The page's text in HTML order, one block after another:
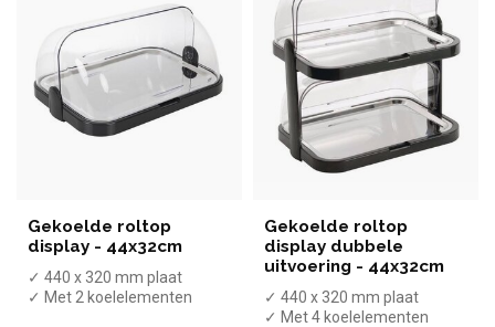
Gekoelde roltop
display - 44x32cm
✓ 440 x 320 mm plaat
✓ Met 2 koelelementen
Gekoelde roltop
display dubbele
uitvoering - 44x32cm
✓ 440 x 320 mm plaat
✓ Met 4 koelelementen